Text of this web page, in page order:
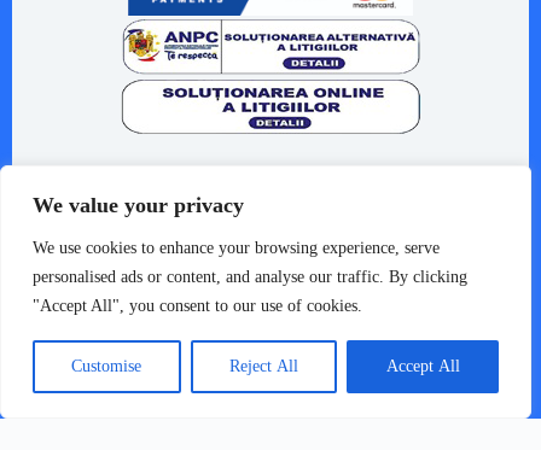
We value your privacy
We use cookies to enhance your browsing experience, serve
personalised ads or content, and analyse our traffic. By clicking
"Accept All", you consent to our use of cookies.
Customise Reject All Accept All
Termeni și condiții
Livrare și retururi
Politica de confidențialitate
Formular retur
Jud. Timiș, Mun. Timișoara, Str. Titan, 4